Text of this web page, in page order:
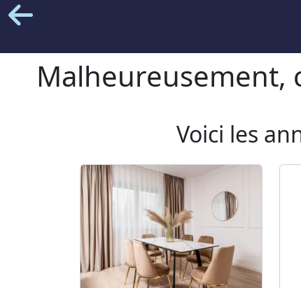
Malheureusement,
Voici les